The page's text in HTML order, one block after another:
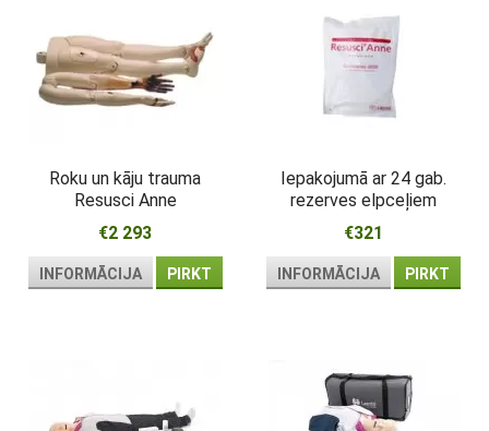
Roku un kāju trauma
Resusci Anne
€2 293
INFORMĀCIJA PIRKT
Iepakojumā ar 24 gab.
rezerves elpceļiem
Resusci Anne manekenam
€321
INFORMĀCIJA PIRKT